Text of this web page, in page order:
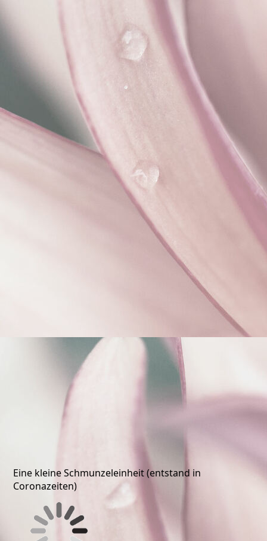
Eine kleine Schmunzeleinheit (entstand in
Coronazeiten)